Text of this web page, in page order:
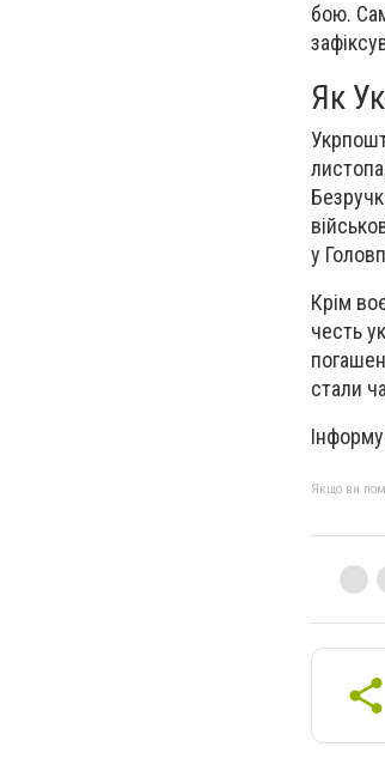
бою.
Як
у
Крім
честь
стали
Якщо ви